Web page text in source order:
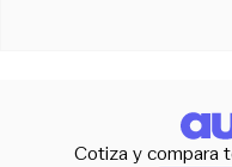
Cotiza y compara